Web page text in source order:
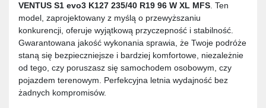
VENTUS S1 evo3 K127 235/40 R19 96 W XL MFS. Ten
model, zaprojektowany z myślą o przewyższaniu
konkurencji, oferuje wyjątkową przyczepność i stabilność.
Gwarantowana jakość wykonania sprawia, że Twoje podróże
staną się bezpieczniejsze i bardziej komfortowe, niezależnie
od tego, czy poruszasz się samochodem osobowym, czy
pojazdem terenowym. Perfekcyjna letnia wydajność bez
żadnych kompromisów.